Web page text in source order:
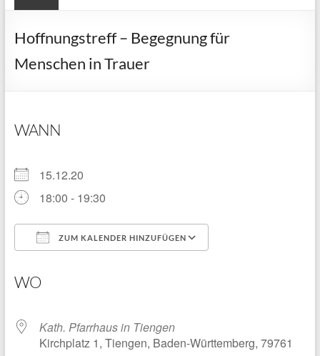
Hoffnungstreff – Begegnung für
Menschen in Trauer
WANN
15.12.20
18:00 - 19:30
ZUM KALENDER HINZUFÜGEN
WO
Kath. Pfarrhaus in Tiengen
Kirchplatz 1, Tiengen, Baden-Württemberg, 79761